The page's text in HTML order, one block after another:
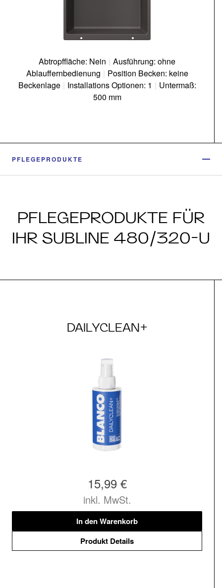
Abtropffläche: Nein | Ausführung: ohne
Ablauffernbedienung | Position Becken: keine
Beckenlage | Installations Optionen: 1 | Untermaß:
500 mm
PFLEGEPRODUKTE
PFLEGEPRODUKTE FÜR
IHR SUBLINE 480/320-U
DAILYCLEAN+
15,99 €
inkl. MwSt.
In den Warenkorb
Produkt Details